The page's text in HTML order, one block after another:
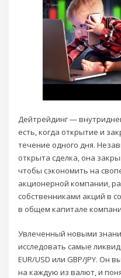
Дейтрейдинг —
есть, когда открытие и
течение одного дня.
открыта сделка, она
чтобы сэкономить на
акционерной компании,
собственниками акций в
в общем капитале
Увлеченный новыми
исследовать самые
EUR/USD или GBP/JPY. Он
на каждую из валют, и